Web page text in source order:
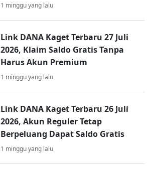
1 minggu yang lalu
Link DANA Kaget Terbaru 27 Juli
2026, Klaim Saldo Gratis Tanpa
Harus Akun Premium
1 minggu yang lalu
Link DANA Kaget Terbaru 26 Juli
2026, Akun Reguler Tetap
Berpeluang Dapat Saldo Gratis
1 minggu yang lalu